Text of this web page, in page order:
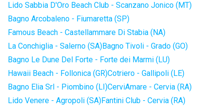
Lido Sabbia D'Oro Beach Club - Scanzano Jonico (MT)
Bagno Arcobaleno - Fiumaretta (SP)
Famous Beach - Castellammare Di Stabia (NA)
La Conchiglia - Salerno (SA)Bagno Tivoli - Grado (GO)
Bagno Le Dune Del Forte - Forte dei Marmi (LU)
Hawaii Beach - Follonica (GR)Cotriero - Gallipoli (LE)
Bagno Elia Srl - Piombino (LI)CerviAmare - Cervia (RA)
Lido Venere - Agropoli (SA)Fantini Club - Cervia (RA)